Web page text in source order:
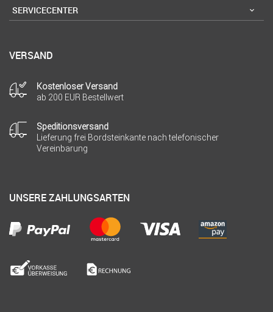
SERVICECENTER
VERSAND
Kostenloser Versand
ab 200 EUR Bestellwert
Speditionsversand
Lieferung frei Bordsteinkante nach telefonischer
Vereinbarung
UNSERE ZAHLUNGSARTEN